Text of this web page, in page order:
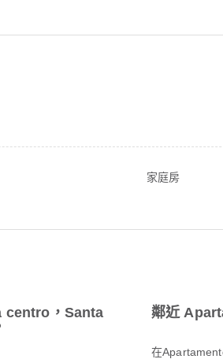
家庭房
centro，Santa
鄰近
在